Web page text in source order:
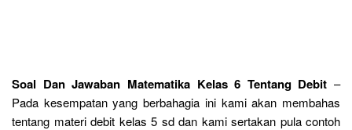
Soal Dan Jawaban Matematika Kelas 6 Tentang Debit –
Pada kesempatan yang berbahagia ini kami akan membahas
tentang materi debit kelas 5 sd dan kami sertakan pula contoh